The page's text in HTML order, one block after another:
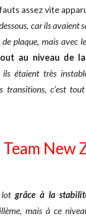
assez vite
car ils avaient
plaque, mais avec
au niveau de
étaient très
transitions, c’est
New
lot grâce à la
mais à ce